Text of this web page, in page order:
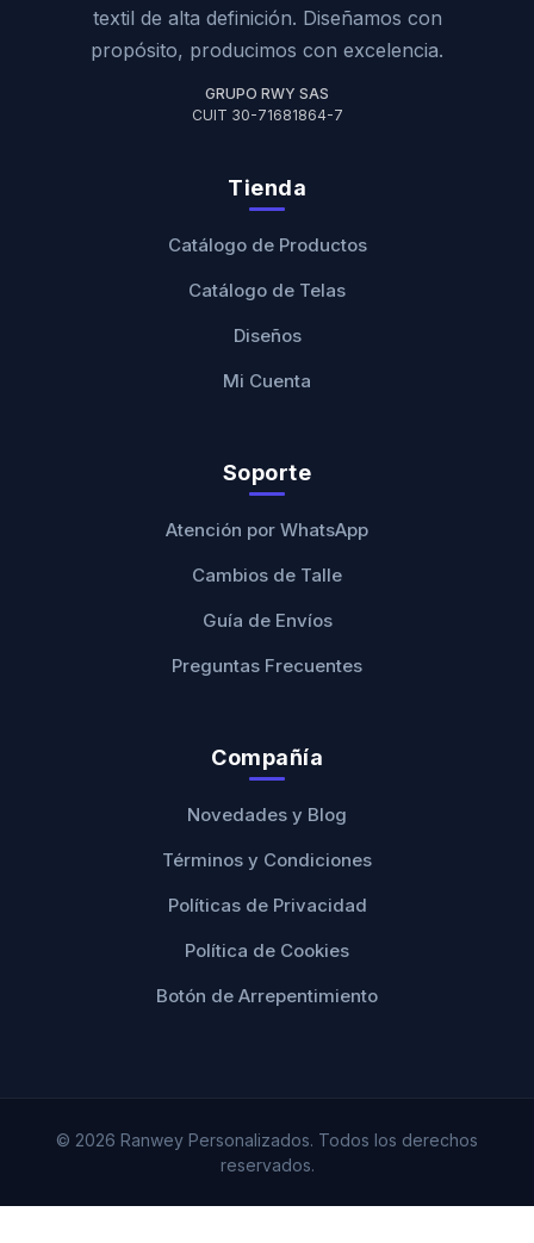
textil de alta definición. Diseñamos con
propósito, producimos con excelencia.
GRUPO RWY SAS
CUIT 30-71681864-7
Tienda
Catálogo de Productos
Catálogo de Telas
Diseños
Mi Cuenta
Soporte
Atención por WhatsApp
Cambios de Talle
Guía de Envíos
Preguntas Frecuentes
Compañía
Novedades y Blog
Términos y Condiciones
Políticas de Privacidad
Política de Cookies
Botón de Arrepentimiento
© 2026 Ranwey Personalizados. Todos los derechos
reservados.